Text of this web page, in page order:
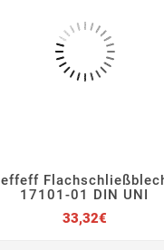
   
effeff
17101-01 DIN UNI
33,32€Preis